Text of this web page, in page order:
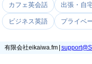
カフェ英会話 出張・自
ビジネス英語 プライベ
有限会社eikaiwa.fm |